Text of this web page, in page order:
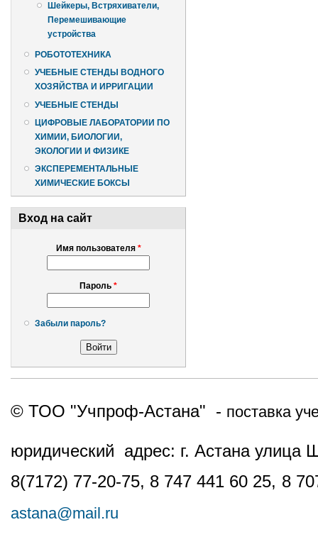
Шейкеры, Встряхиватели,
Перемешивающие
устройства
РОБОТОТЕХНИКА
УЧЕБНЫЕ СТЕНДЫ ВОДНОГО
ХОЗЯЙСТВА И ИРРИГАЦИИ
УЧЕБНЫЕ СТЕНДЫ
ЦИФРОВЫЕ ЛАБОРАТОРИИ ПО
ХИМИИ, БИОЛОГИИ,
ЭКОЛОГИИ И ФИЗИКЕ
ЭКСПЕРЕМЕНТАЛЬНЫЕ
ХИМИЧЕСКИЕ БОКСЫ
Вход на сайт
Имя пользователя *
Пароль *
Забыли пароль?
© ТОО "Учпроф-Астана" - поставка
юридический адрес: г. Астана
8(7172) 77-20-75, 8 747 441 60 25, 8
astana@mail.ru